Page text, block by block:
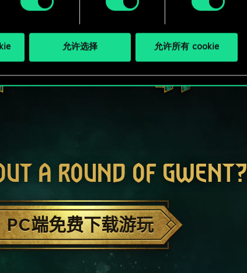
允许选择 允许所有 cookie
A ROUND OF GWENT?
PC端免费下载游玩